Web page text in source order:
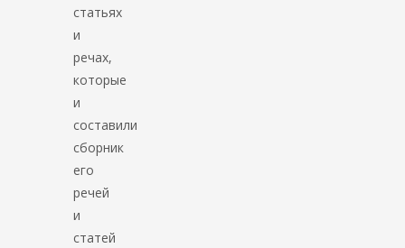
статьях
и
речах,
которые
и
составили
сборник
его
речей
и
статей